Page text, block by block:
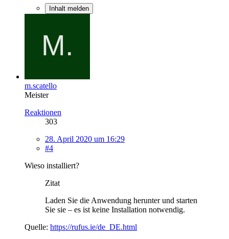
Inhalt melden
m.scatello
Meister
Reaktionen
303
28. April 2020 um 16:29
#4
Wieso installiert?
Zitat
Laden Sie die Anwendung herunter und starten
Sie sie – es ist keine Installation notwendig.
Quelle: https://rufus.ie/de_DE.html